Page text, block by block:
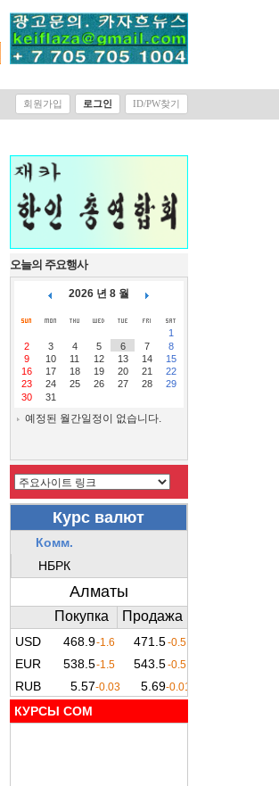
회원가입 로그인 ID/PW찾기
오늘의 주요행사
2026 년 8 월
1
2
3 4 5 6 7
8
9
10 11 12 13 14
15
16
17 18 19 20 21
22
23
24 25 26 27 28
29
30
31
예정된 월간일정이 없습니다.
КУРСЫ COM